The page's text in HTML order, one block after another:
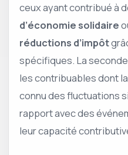
ceux ayant contribué à
d’économie solidaire
réductions d’impôt
spécifiques. La
les contribuables dont
connu des fluctuations
rapport avec des
leur capacité